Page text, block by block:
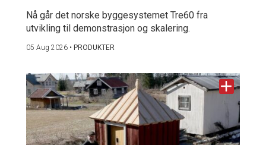
Nå går det norske byggesystemet Tre60 fra
utvikling til demonstrasjon og skalering.
05 Aug 2026 • PRODUKTER